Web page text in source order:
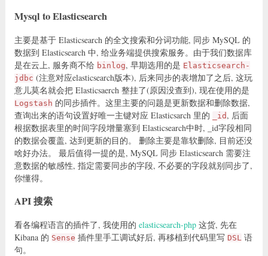
Mysql to Elasticsearch
主要是基于 Elasticsearch 的全文搜索和分词功能, 同步 MySQL 的
数据到 Elasticsearch 中, 给业务端提供搜索服务。由于我们数据库
是在云上, 服务商不给 binlog, 早期选用的是 Elasticsearch-
jdbc (注意对应elasticsearch版本), 后来同步的表增加了之后, 这玩
意儿莫名就会把 Elasticsaerch 整挂了(原因没查到), 现在使用的是
Logstash 的同步插件。这里主要的问题是更新数据和删除数据,
查询出来的语句设置好唯一主键对应 Elasticsarch 里的
_id , 后面
根据数据表里的时间字段增量塞到 Elasticsearch中时, _id字段相同
的数据会覆盖, 达到更新的目的。 删除主要是靠软删除, 目前还没
啥好办法。 最后值得一提的是, MySQL 同步 Elasticsearch 需要注
意数据的敏感性, 指定需要同步的字段, 不必要的字段就别同步了,
你懂得。
API 搜索
看各编程语言的插件了, 我使用的 elasticsearch-php这货, 先在
Kibana 的 Sense 插件里手工调试好后, 再移植到代码里写 DSL 语
句。